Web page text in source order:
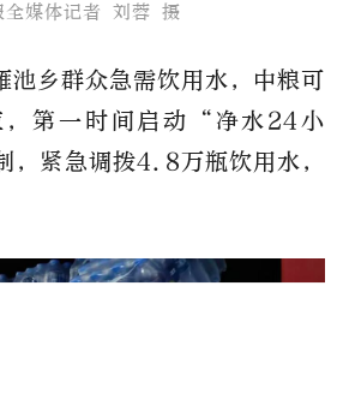
全媒体记者 刘蓉 摄
池乡群众急需饮用水，中粮可
，第一时间启动“净水24小
，紧急调拨4.8万瓶饮用水，